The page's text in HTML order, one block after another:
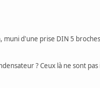
d'une prise DIN 5
? Ceux là ne sont